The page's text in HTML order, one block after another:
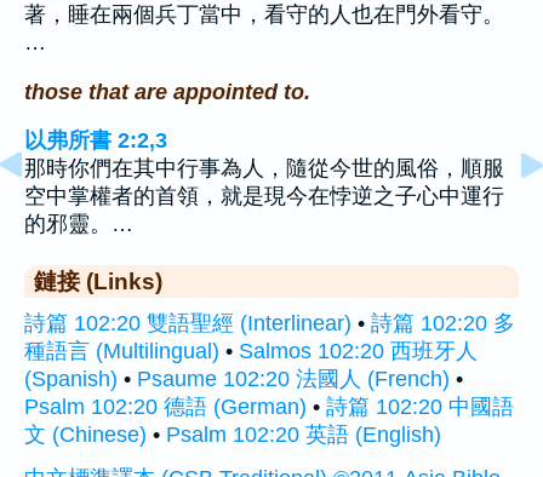
著，睡在兩個兵丁當中，看守的人也在門外看守。
…
those that are appointed to.
以弗所書 2:2,3
那時你們在其中行事為人，隨從今世的風俗，順服
空中掌權者的首領，就是現今在悖逆之子心中運行
的邪靈。…
鏈接 (Links)
詩篇 102:20 雙語聖經 (Interlinear) • 詩篇 102:20 多
種語言 (Multilingual) • Salmos 102:20 西班牙人
(Spanish) • Psaume 102:20 法國人 (French) •
Psalm 102:20 德語 (German) • 詩篇 102:20 中國語
文 (Chinese) • Psalm 102:20 英語 (English)